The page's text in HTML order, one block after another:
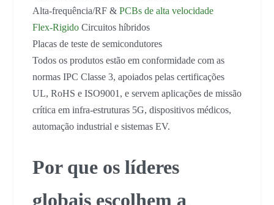
Alta-frequência/RF & PCBs de alta velocidade
Flex-Rigido Circuitos híbridos
Placas de teste de semicondutores
Todos os produtos estão em conformidade com as
normas IPC Classe 3, apoiados pelas certificações
UL, RoHS e ISO9001, e servem aplicações de missão
crítica em infra-estruturas 5G, dispositivos médicos,
automação industrial e sistemas EV.
Por que os líderes
globais escolhem a